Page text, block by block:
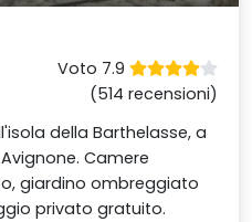
Voto 7.9
(514 recensioni)
della Barthelasse, a
Camere
giardino ombreggiato
privato gratuito.